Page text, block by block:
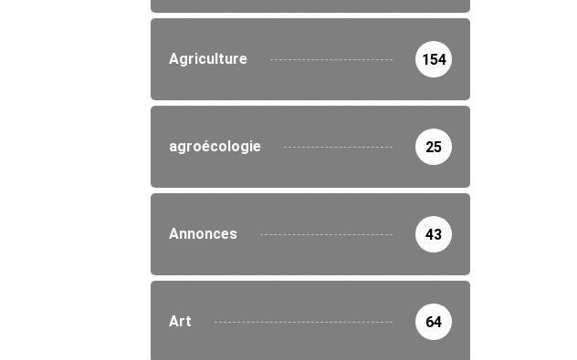
Agriculture 154
agroécologie 25
Annonces 43
Art 64